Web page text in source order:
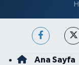
Ana Sayfa